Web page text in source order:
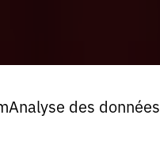
Analyse des données